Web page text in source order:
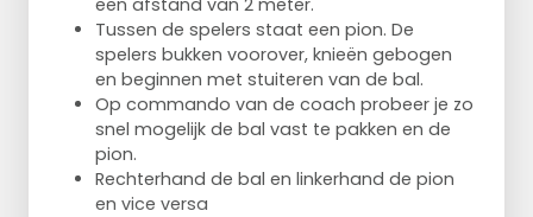
Heb je een bal te pakken, dan mag je
proberen een doelpunt te scoren van
afstand. Echter mag je maar één keer
schieten en niet lopen met de bal. Je moet
dus samenwerken met de andere lopers.
Maar de tikkers zijn altijd in de buurt!
Ben je getikt, dan ga je terug naar de start
en probeer je het opnieuw. Heb je
Tussen de spelers staat een pion. De
spelers bukken voorover, knieën gebogen
en beginnen met stuiteren van de bal.
Op commando van de coach probeer je zo
snel mogelijk de bal vast te pakken en de
pion.
Rechterhand de bal en linkerhand de pion
en vice versa